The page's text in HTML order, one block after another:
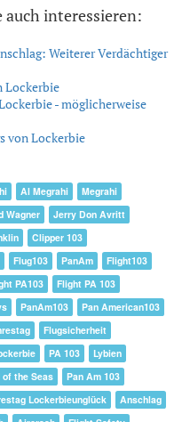
interessieren:
Weiterer Verdächtiger
Lockerbie
- möglicherweise
von Lockerbie
Al Megrahi
Megrahi
Wagner
Jerry Don Avritt
Clipper 103
Flug103 PanAm
Flight103
PA103
Flight PA 103
PanAm103
Pan American103
Flugsicherheit
PA 103
Lybien
of the Seas
Pan Am 103
Lockerbieunglück
Anschlag